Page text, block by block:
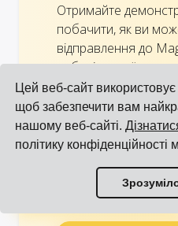
Цей веб-сайт
щоб забезпечити вам
нашому веб-сайті.
політику
Отримайте
побачити, як ви
відправлення до
виберіть своїх
свої ціни та інші
перевізниками,
користувачів і
відразу. Дивіться
користувачів в
Переглянути всі інтеграції
Переглянути всіх